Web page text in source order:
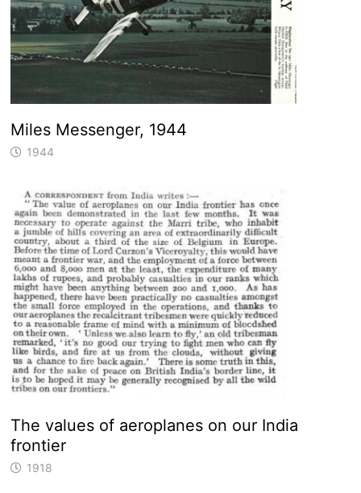
Miles Messenger, 1944
1944
The values of aeroplanes on our India
frontier
1918